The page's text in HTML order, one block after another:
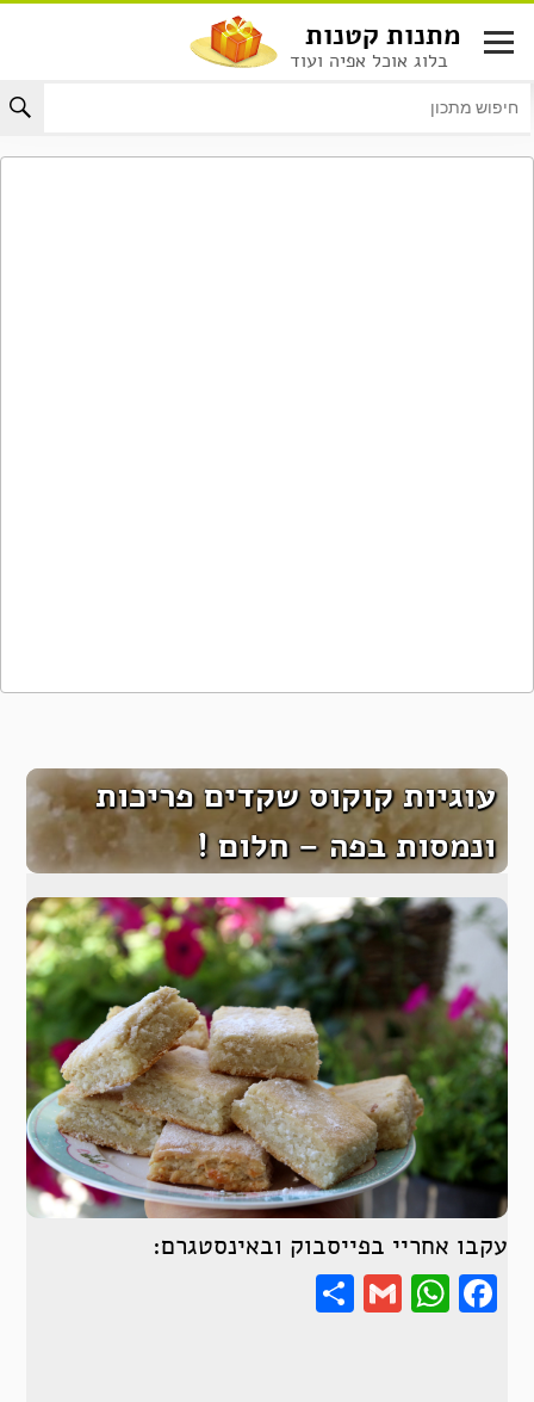
לתוכן
מתנות קטנות
בלוג אוכל אפיה ועוד
עוגיות קוקוס שקדים פריכות
ונמסות בפה – חלום !
עקבו אחריי בפייסבוק ובאינסטגרם:
Facebook
WhatsApp
Gmail